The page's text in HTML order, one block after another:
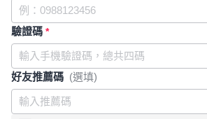
驗證碼 *
好友推薦碼 (選填)